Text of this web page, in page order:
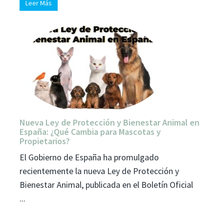
Leer Más
Nueva Ley de Protección y Bienestar Animal en
España: ¿Qué Cambia para Mascotas y
Propietarios?
El Gobierno de España ha promulgado
recientemente la nueva Ley de Protección y
Bienestar Animal, publicada en el Boletín Oficial
...